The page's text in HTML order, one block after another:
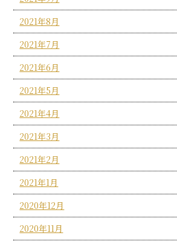
2021年8月
2021年7月
2021年6月
2021年5月
2021年4月
2021年3月
2021年2月
2021年1月
2020年12月
2020年11月